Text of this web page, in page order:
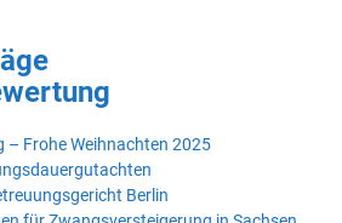
– Frohe Weihnachten 2025
Berlin